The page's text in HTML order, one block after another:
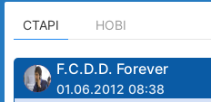
СТАРІ НОВІ
F.C.D.D. Forever
01.06.2012 08:38